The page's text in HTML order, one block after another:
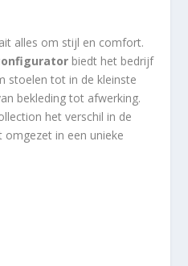
alles om stijl en comfort.
biedt het bedrijf
stoelen tot in de kleinste
bekleding tot afwerking.
het verschil in de
in een unieke